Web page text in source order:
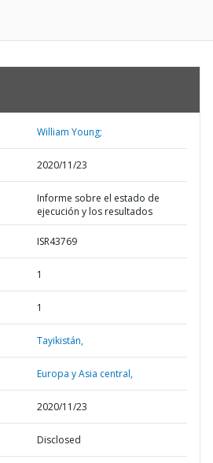
William Young;
2020/11/23
Informe sobre el estado de
ejecución y los resultados
ISR43769
1
1
Tayikistán,
Europa y Asia central,
2020/11/23
Disclosed